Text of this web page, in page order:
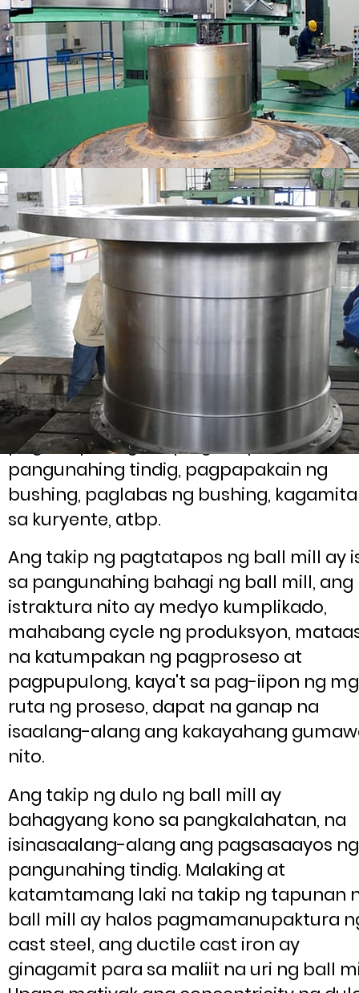
Pangunahin ang ball mill ng silindro,
ng pagtatapos ng pagpapakain at
pagtatapos ng takip ng takip,
pangunahing tindig, pagpapakain ng
bushing, paglabas ng bushing,
sa kuryente, atbp.
Ang takip ng pagtatapos ng ball mill ay
sa pangunahing bahagi ng ball mill, ang
istraktura nito ay medyo kumplikado,
mahabang cycle ng produksyon,
na katumpakan ng pagproseso at
pagpupulong, kaya't sa pag-iipon ng
ruta ng proseso, dapat na ganap na
isaalang-alang ang kakayahang
nito.
Ang takip ng dulo ng ball mill ay
bahagyang kono sa pangkalahatan, na
isinasaalang-alang ang pagsasaayos ng
pangunahing tindig. Malaking at
katamtamang laki na takip ng tapunan
ball mill ay halos pagmamanupaktura
cast steel, ang ductile cast iron ay
ginagamit para sa maliit na uri ng ball